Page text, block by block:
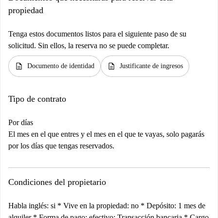
propiedad
Tenga estos documentos listos para el siguiente paso de su
solicitud. Sin ellos, la reserva no se puede completar.
description Documento de identidad description Justificante de ingresos
Tipo de contrato
Por días
El mes en el que entres y el mes en el que te vayas, solo pagarás
por los días que tengas reservados.
Condiciones del propietario
Habla inglés: si * Vive en la propiedad: no * Depósito: 1 mes de